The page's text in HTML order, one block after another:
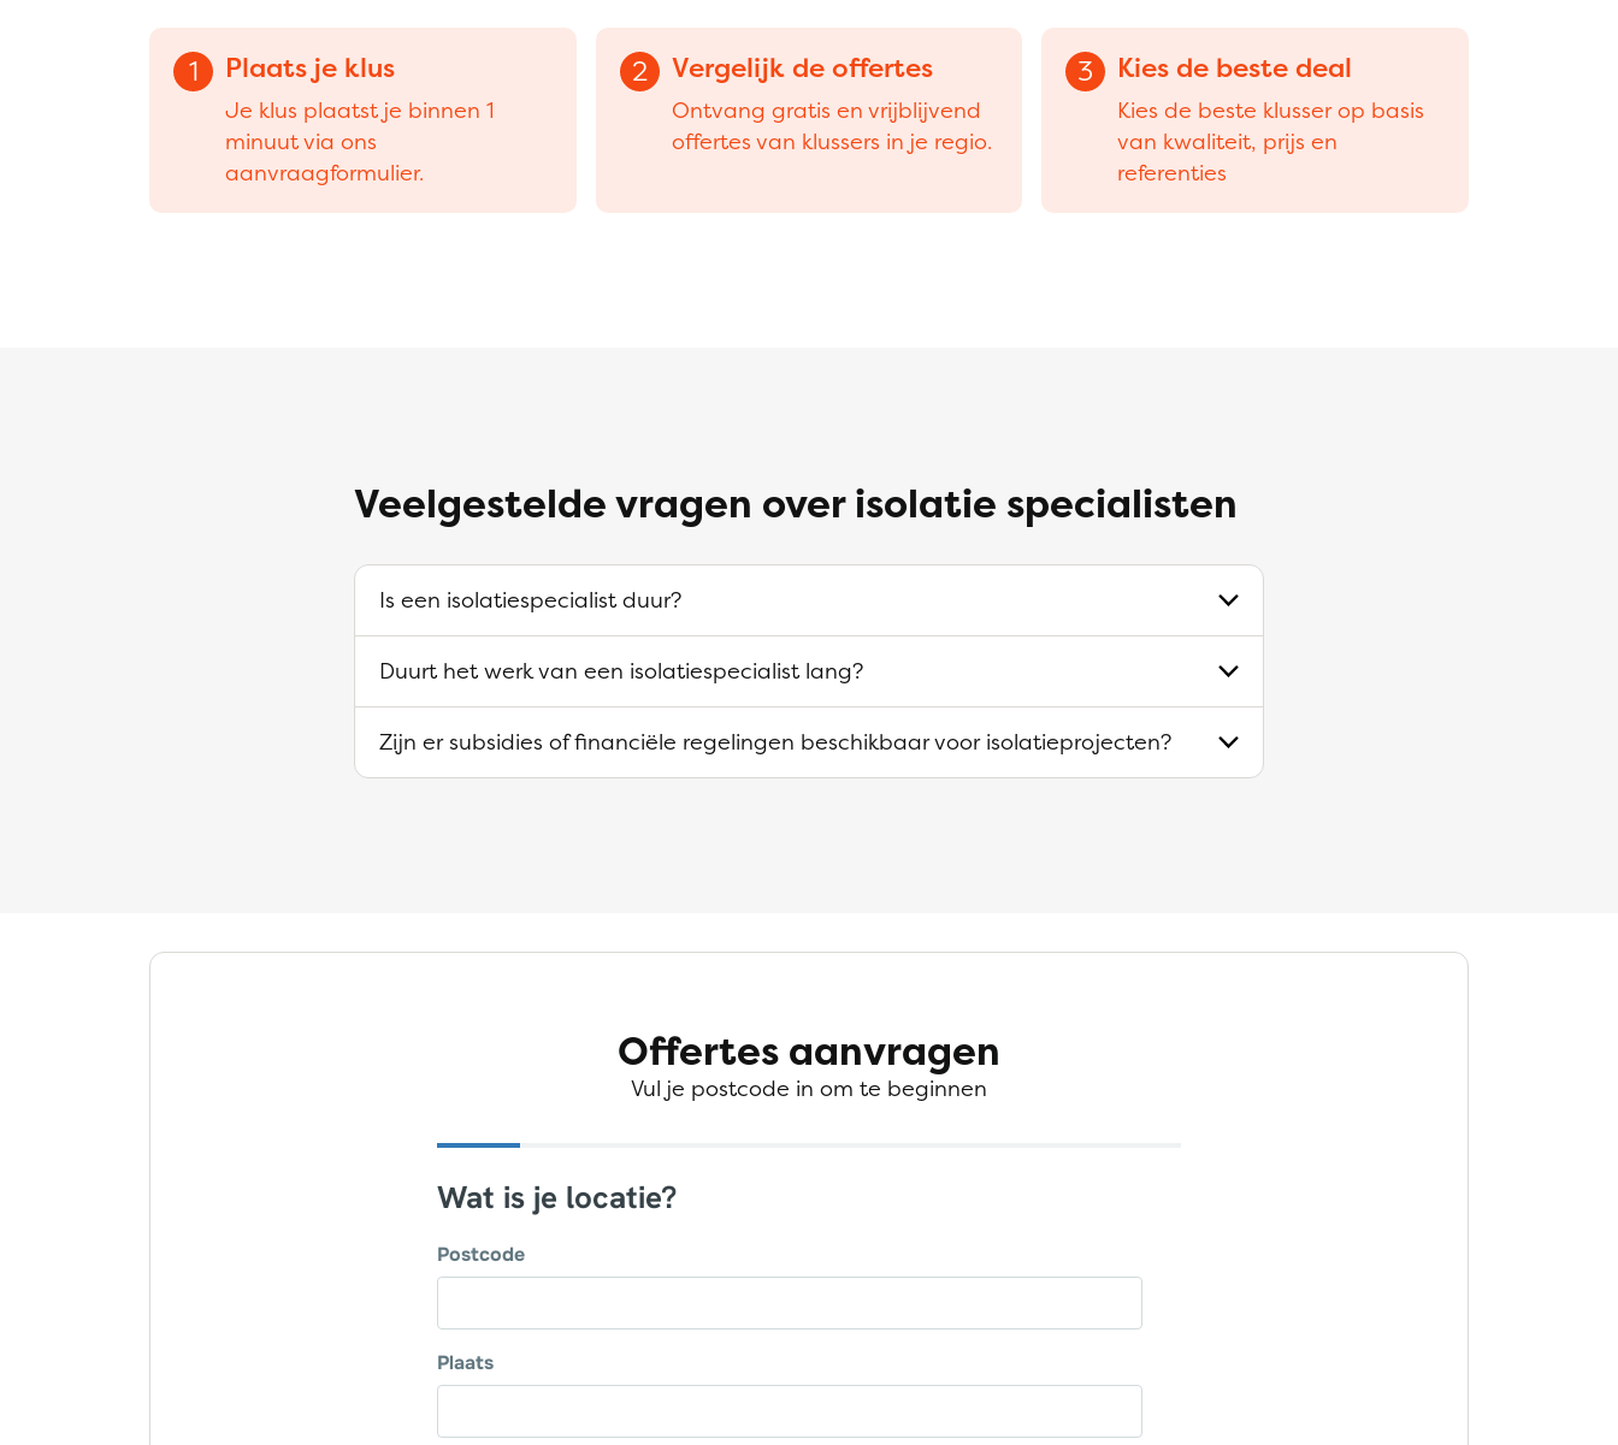
1 Plaats je klus
Je klus plaatst je binnen 1
minuut via ons
aanvraagformulier.
2 Vergelijk de offertes
Ontvang gratis en vrijblijvend
offertes van klussers in je regio.
3 Kies de beste deal
Kies de beste klusser op basis
van kwaliteit, prijs en
referenties
Veelgestelde vragen over isolatie specialisten
Is een isolatiespecialist duur?
Duurt het werk van een isolatiespecialist lang?
Zijn er subsidies of financiële regelingen beschikbaar voor isolatieprojecten?
Offertes aanvragen
Vul je postcode in om te beginnen